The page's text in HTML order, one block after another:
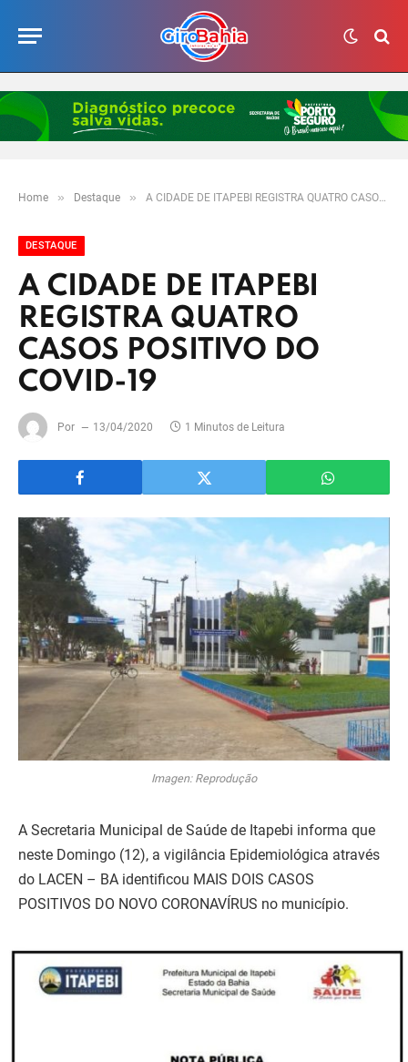
Home » Destaque » A CIDADE DE ITAPEBI REGISTRA QUATRO CASOS POSITIVO DO COVID-19
DESTAQUE
A CIDADE DE ITAPEBI
REGISTRA QUATRO
CASOS POSITIVO DO
COVID-19
Por 13/04/2020 1 Minutos de Leitura
Imagen: Reprodução
A Secretaria Municipal de Saúde de Itapebi informa que
neste Domingo (12), a vigilância Epidemiológica através
do LACEN – BA identificou MAIS DOIS CASOS
POSITIVOS DO NOVO CORONAVÍRUS no município.